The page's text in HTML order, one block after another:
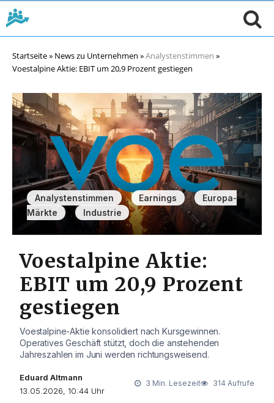
Startseite» News zu Unternehmen »Analystenstimmen »
Voestalpine Aktie: EBIT um 20,9 Prozent gestiegen
Analystenstimmen , Earnings ,
Europa-
Märkte
Industrie
Voestalpine Aktie:
EBIT um 20,9 Prozent
gestiegen
Voestalpine-Aktie konsolidiert nach Kursgewinnen.
Operatives Geschäft stützt, doch die anstehenden
Jahreszahlen im Juni werden richtungsweisend.
Eduard Altmann
13.05.2026, 10:44 Uhr
3 Min. Lesezeit 314 Aufrufe